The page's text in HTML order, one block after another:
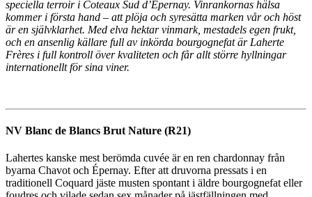
speciella terroir i Coteaux Sud d’Épernay. Vinrankornas hälsa
kommer i första hand – att plöja och syresätta marken vår och höst
är en självklarhet. Med elva hektar vinmark, mestadels egen frukt,
och en ansenlig källare full av inkörda bourgognefat är Laherte
Frères i full kontroll över kvaliteten och får allt större hyllningar
internationellt för sina viner.
NV Blanc de Blancs Brut Nature (R21)
Lahertes kanske mest berömda cuvée är en ren chardonnay från
byarna Chavot och Épernay. Efter att druvorna pressats i en
traditionell Coquard jäste musten spontant i äldre bourgognefat eller